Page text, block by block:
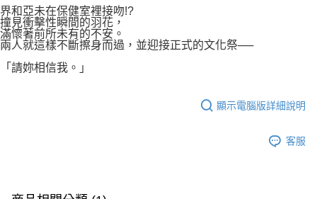
恩沛科技股份有限公司將有權停止該用戶之使用額度並採取法律行動。
界和亞未在保健室裡接吻!?
撞見衝擊性瞬間的羽花，
滿懷著前所未有的不安。
兩人就這樣不斷擦身而過，並迎接正式的文化祭──
「請妳相信我。」
顯示電腦版詳細說明
客服